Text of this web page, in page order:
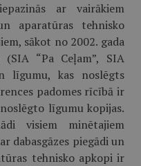
ar vairākiem
aparatūras tehnisko
sākot no 2002. gada
“Pa Ceļam”, SIA
līgumu, kas noslēgts
padomes rīcībā ir
noslēgto līgumu kopijas.
visiem minētajiem
dabasgāzes piegādi un
tehnisko apkopi ir